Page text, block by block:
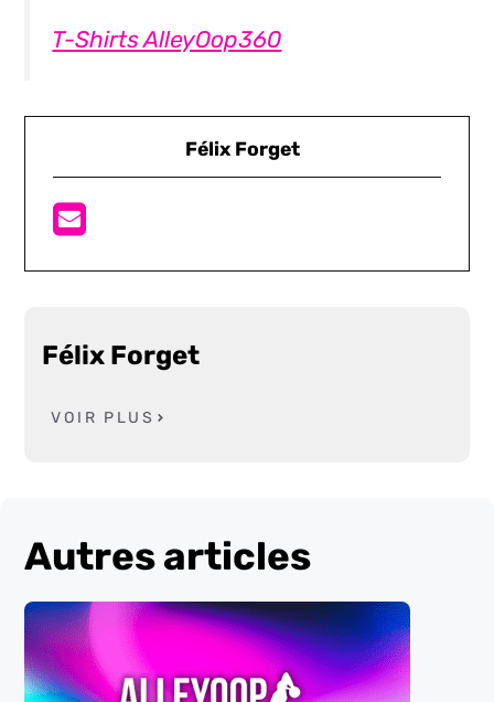
T-Shirts AlleyOop360
Félix Forget
Félix Forget
VOIR PLUS
Autres articles